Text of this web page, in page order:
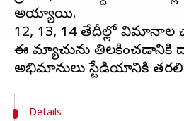
అయ్యాయి.
12, 13, 14 తేదీల్లో విమానాల
ఈ మ్యాచును తిలకించడానికి
Details